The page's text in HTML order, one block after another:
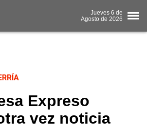
Jueves 6 de
Agosto de 2026
Expreso
vez noticia